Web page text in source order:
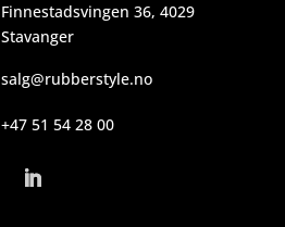
Finnestadsvingen 36, 4029
Stavanger
salg@rubberstyle.no
+47 51 54 28 00